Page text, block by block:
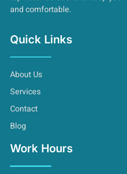
and comfortable.
Quick Links
About Us
Services
Contact
Blog
Work Hours